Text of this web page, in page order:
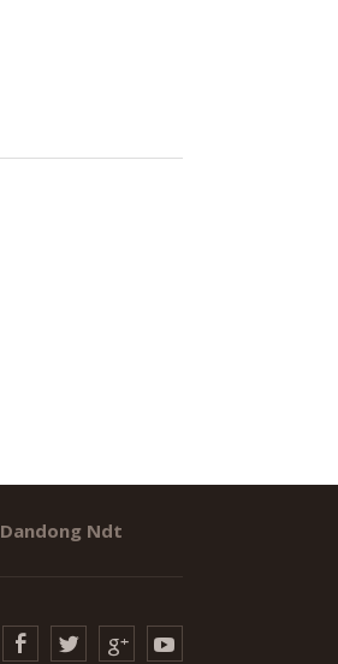
Dandong Ndt